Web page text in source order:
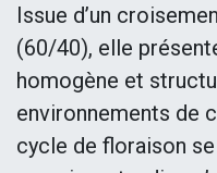
Issue d’un
(60/40), elle
homogène et
environnements de
cycle de floraison